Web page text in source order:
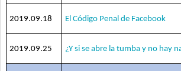
2019.09.18 El Código Penal de Facebook
2019.09.25 ¿Y si se abre la tumba y no hay